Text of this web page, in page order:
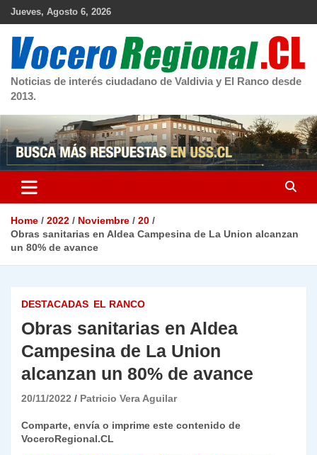
Skip
Jueves, Agosto 6, 2026
Noticias de interés ciudadano de Valdivia y El Ranco desde
2013.
Home 2022 Noviembre
20
Obras sanitarias en Aldea Campesina de La Union alcanzan
un 80% de avance
DESTACADAS EL RANCO
Obras sanitarias en Aldea
Campesina de La Union
alcanzan un 80% de avance
20/11/2022 Patricio Vera Aguilar
Comparte, envía o imprime este contenido de
VoceroRegional.CL